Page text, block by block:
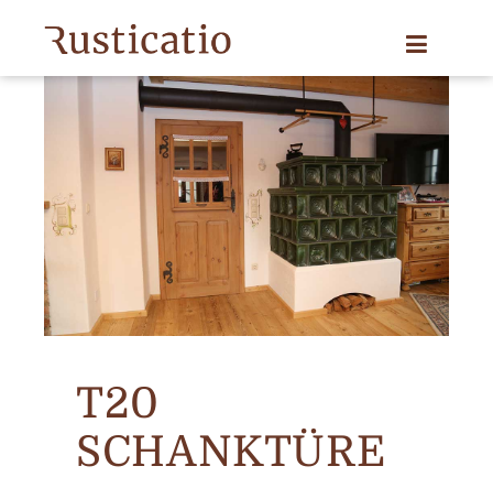
T20
SCHANKTÜRE